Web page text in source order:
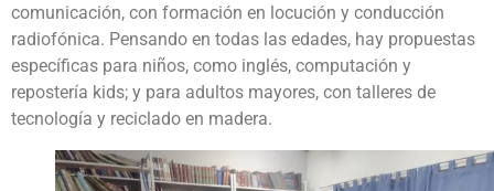
comunicación, con formación en locución y conducción
radiofónica. Pensando en todas las edades, hay propuestas
específicas para niños, como inglés, computación y
repostería kids; y para adultos mayores, con talleres de
tecnología y reciclado en madera.